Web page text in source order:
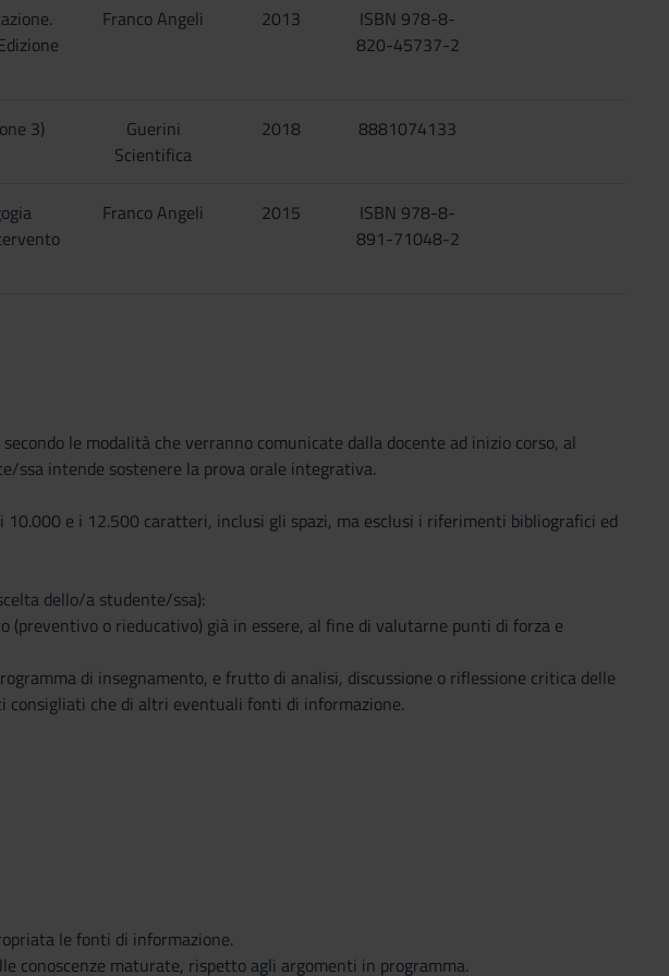
Franco Angeli 2013
ISBN 978-8-
820-45737-2
3)
Guerini
Scientifica
2018 8881074133
Franco Angeli 2015
ISBN 978-8-
891-71048-2
le modalità che verranno comunicate dalla docente ad inizio corso, al
ssa intende sostenere la prova orale integrativa.
10.000 e i 12.500 caratteri, inclusi gli spazi, ma esclusi i riferimenti bibliografici ed
dello/a studente/ssa):
(preventivo o rieducativo) già in essere, al fine di valutarne punti di forza e
di insegnamento, e frutto di analisi, discussione o riflessione critica delle
consigliati che di altri eventuali fonti di informazione.
le fonti di informazione.
conoscenze maturate, rispetto agli argomenti in programma.